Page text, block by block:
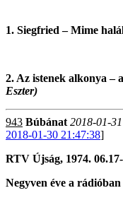
1. Siegfried – Mime
2. Az istenek alkonya –
Eszter)
943 Búbánat 2018-01-
2018-01-30 21:47:38]
RTV Újság, 1974.
Negyven éve a rádióban